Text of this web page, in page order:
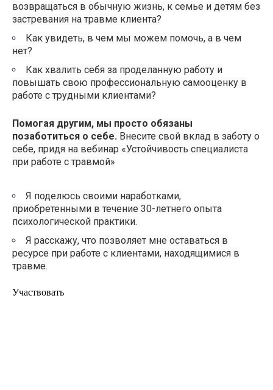
возвращаться в обычную жизнь, к семье и детям без
застревания на травме клиента?
Как увидеть, в чем мы можем помочь, а в чем
нет?
Как хвалить себя за проделанную работу и
повышать свою профессиональную самооценку в
работе с трудными клиентами?
Помогая другим, мы просто обязаны
позаботиться о себе. Внесите свой вклад в заботу о
себе, придя на вебинар «Устойчивость специалиста
при работе с травмой»
Я поделюсь своими наработками,
приобретенными в течение 30-летнего опыта
психологической практики.
Я расскажу, что позволяет мне оставаться в
ресурсе при работе с клиентами, находящимися в
травме.
Участвовать